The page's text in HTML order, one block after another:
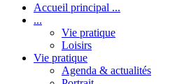
Accueil principal ...
...
Vie pratique
Loisirs
Vie pratique
Agenda & actualités